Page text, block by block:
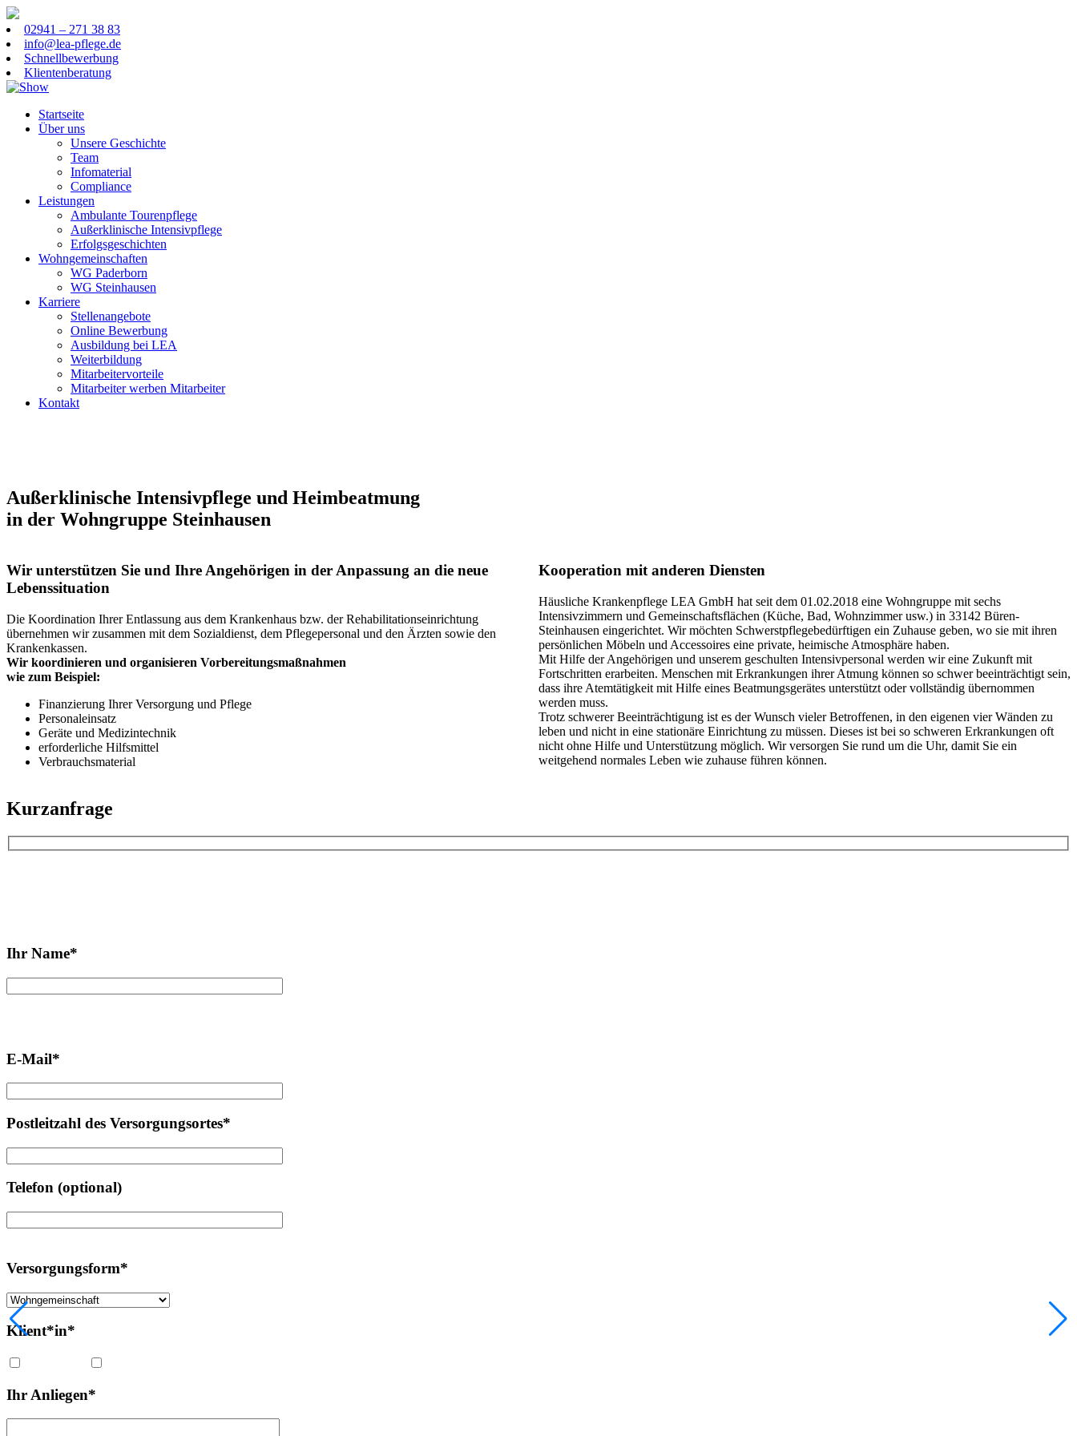
02941 – 271 38 83
info@lea-pflege.de
Schnellbewerbung
Klientenberatung
Startseite
Über uns
Unsere Geschichte
Team
Infomaterial
Compliance
Leistungen
Ambulante Tourenpflege
Außerklinische Intensivpflege
Erfolgsgeschichten
Wohngemeinschaften
WG Paderborn
WG Steinhausen
Karriere
Stellenangebote
Online Bewerbung
Ausbildung bei LEA
Weiterbildung
Mitarbeitervorteile
Mitarbeiter werben Mitarbeiter
Kontakt
Außerklinische Intensivpflege und Heimbeatmung
in der Wohngruppe Steinhausen
Wir unterstützen Sie und Ihre Angehörigen in der Anpassung an die neue
Lebenssituation
Die Koordination Ihrer Entlassung aus dem Krankenhaus bzw. der Rehabilitationseinrichtung
übernehmen wir zusammen mit dem Sozialdienst, dem Pflegepersonal und den Ärzten sowie den
Krankenkassen.
Wir koordinieren und organisieren Vorbereitungsmaßnahmen
wie zum Beispiel:
Finanzierung Ihrer Versorgung und Pflege
Personaleinsatz
Geräte und Medizintechnik
erforderliche Hilfsmittel
Verbrauchsmaterial
Kooperation mit anderen Diensten
Häusliche Krankenpflege LEA GmbH hat seit dem 01.02.2018 eine Wohngruppe mit sechs
Intensivzimmern und Gemeinschaftsflächen (Küche, Bad, Wohnzimmer usw.) in 33142 Büren-
Steinhausen eingerichtet. Wir möchten Schwerstpflegebedürftigen ein Zuhause geben, wo sie mit ihren
persönlichen Möbeln und Accessoires eine private, heimische Atmosphäre haben.
Mit Hilfe der Angehörigen und unserem geschulten Intensivpersonal werden wir eine Zukunft mit
Fortschritten erarbeiten. Menschen mit Erkrankungen ihrer Atmung können so schwer beeinträchtigt sein,
dass ihre Atemtätigkeit mit Hilfe eines Beatmungsgerätes unterstützt oder vollständig übernommen
werden muss.
Trotz schwerer Beeinträchtigung ist es der Wunsch vieler Betroffenen, in den eigenen vier Wänden zu
leben und nicht in eine stationäre Einrichtung zu müssen. Dieses ist bei so schweren Erkrankungen oft
nicht ohne Hilfe und Unterstützung möglich. Wir versorgen Sie rund um die Uhr, damit Sie ein
weitgehend normales Leben wie zuhause führen können.
Kurzanfrage
lasse
Feld
leer.
Ihr Name*
E-Mail*
Postleitzahl des Versorgungsortes*
Telefon (optional)
Versorgungsform*
Klient*in*
Ihr Anliegen*